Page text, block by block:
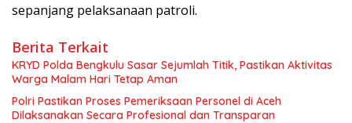
sepanjang pelaksanaan patroli.
Berita Terkait
KRYD Polda Bengkulu Sasar Sejumlah Titik, Pastikan Aktivitas
Warga Malam Hari Tetap Aman
Polri Pastikan Proses Pemeriksaan Personel di Aceh
Dilaksanakan Secara Profesional dan Transparan